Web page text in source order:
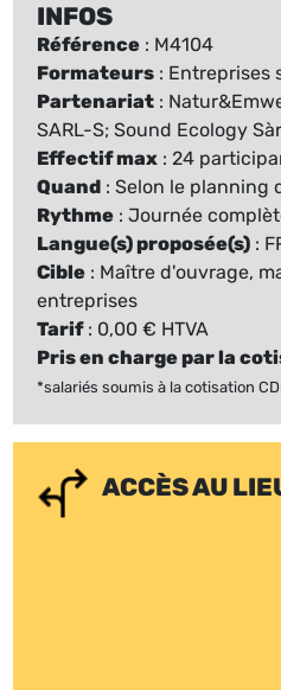
INFOS
Référence : M4104
Formateurs : Entreprises
Partenariat :
SARL-S; Sound Ecology
Effectif max : 24
Quand : Selon le planning
Rythme : Journée
Langue(s) proposée(s) :
Cible : Maître d'ouvrage,
entreprises
Tarif: 0,00 € HTVA
Pris en charge par la
*salariés soumis à la cotisation
ACCÈS AU